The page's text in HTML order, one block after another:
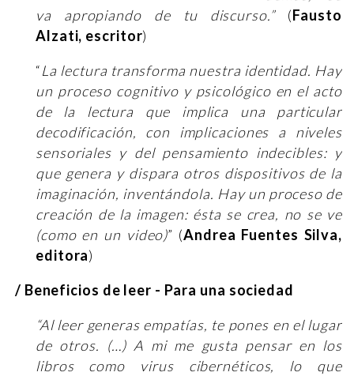
va apropiando de tu discurso.”(Fausto
Alzati, escritor)
“La lectura transforma nuestra identidad. Hay
un proceso cognitivo y psicológico en el acto
de la lectura que implica una particular
decodificación, con implicaciones a niveles
sensoriales y del pensamiento indecibles: y
que genera y dispara otros dispositivos de la
imaginación, inventándola. Hay un proceso de
creación de la imagen: ésta se crea, no se ve
(como en un video)” (Andrea Fuentes Silva,
editora)
/ Beneficios de leer - Para una sociedad
“Al leer generas empatías, te pones en el lugar
de otros. (…) A mi me gusta pensar en los
libros como virus cibernéticos, lo que